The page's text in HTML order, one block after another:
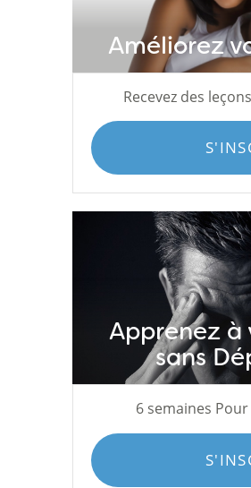
Améliorez
Recevez des
Apprenez à
sans
6 semaines